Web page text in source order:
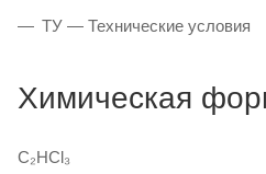
ТУ — Технические условия
Химическая
C₂HCl₃